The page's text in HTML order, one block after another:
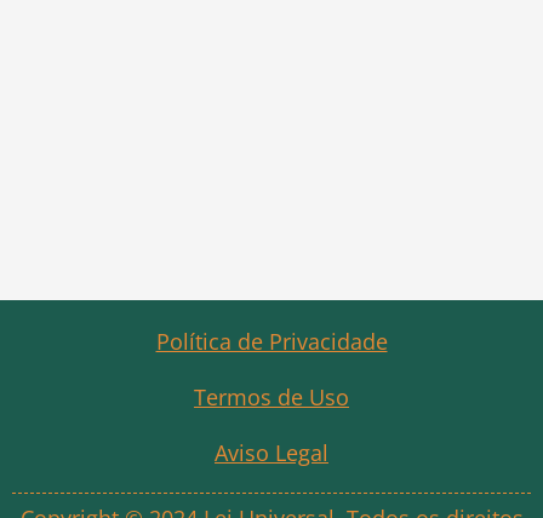
Política de Privacidade
Termos de Uso
Aviso Legal